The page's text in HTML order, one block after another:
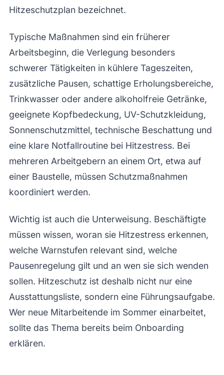
Hitzeschutzplan bezeichnet.
Typische Maßnahmen sind ein früherer
Arbeitsbeginn, die Verlegung besonders
schwerer Tätigkeiten in kühlere Tageszeiten,
zusätzliche Pausen, schattige Erholungsbereiche,
Trinkwasser oder andere alkoholfreie Getränke,
geeignete Kopfbedeckung, UV-Schutzkleidung,
Sonnenschutzmittel, technische Beschattung und
eine klare Notfallroutine bei Hitzestress. Bei
mehreren Arbeitgebern an einem Ort, etwa auf
einer Baustelle, müssen Schutzmaßnahmen
koordiniert werden.
Wichtig ist auch die Unterweisung. Beschäftigte
müssen wissen, woran sie Hitzestress erkennen,
welche Warnstufen relevant sind, welche
Pausenregelung gilt und an wen sie sich wenden
sollen. Hitzeschutz ist deshalb nicht nur eine
Ausstattungsliste, sondern eine Führungsaufgabe.
Wer neue Mitarbeitende im Sommer einarbeitet,
sollte das Thema bereits beim Onboarding
erklären.